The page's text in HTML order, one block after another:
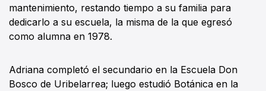
mantenimiento, restando tiempo a su familia para
dedicarlo a su escuela, la misma de la que egresó
como alumna en 1978.
Adriana completó el secundario en la Escuela Don
Bosco de Uribelarrea; luego estudió Botánica en la